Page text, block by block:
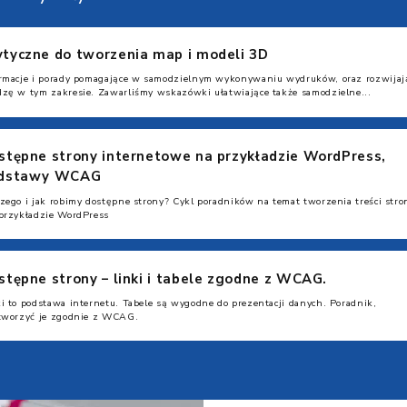
do tworzenia map i modeli 3D
i porady pomagające w samodzielnym wykonywaniu wydruków, oraz
w tym zakresie. Zawarliśmy wskazówki ułatwiające także samodzielne...
strony internetowe na przykładzie WordPress,
WCAG
i jak robimy dostępne strony? Cykl poradników na temat tworzenia treści
WordPress
strony – linki i tabele zgodne z WCAG.
to podstawa internetu. Tabele są wygodne do prezentacji danych. Poradnik,
je zgodnie z WCAG.